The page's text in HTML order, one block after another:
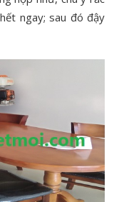
ngay; sau đó đậy